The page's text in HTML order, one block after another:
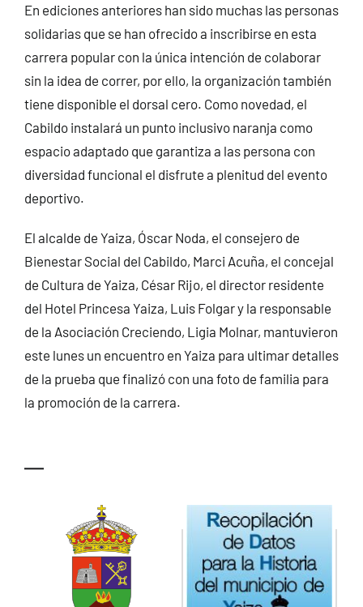
En ediciones anteriores han sido muchas las personas
solidarias que se han ofrecido a inscribirse en esta
carrera popular con la única intención de colaborar
sin la idea de correr, por ello, la organización también
tiene disponible el dorsal cero. Como novedad, el
Cabildo instalará un punto inclusivo naranja como
espacio adaptado que garantiza a las persona con
diversidad funcional el disfrute a plenitud del evento
deportivo.
El alcalde de Yaiza, Óscar Noda, el consejero de
Bienestar Social del Cabildo, Marci Acuña, el concejal
de Cultura de Yaiza, César Rijo, el director residente
del Hotel Princesa Yaiza, Luis Folgar y la responsable
de la Asociación Creciendo, Ligia Molnar, mantuvieron
este lunes un encuentro en Yaiza para ultimar detalles
de la prueba que finalizó con una foto de familia para
la promoción de la carrera.
—